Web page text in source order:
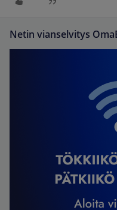
Netin vianselvitys